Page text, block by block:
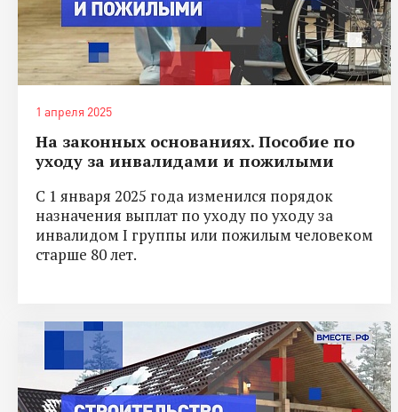
1 апреля 2025
На законных основаниях. Пособие по
уходу за инвалидами и пожилыми
С 1 января 2025 года изменился порядок
назначения выплат по уходу по уходу за
инвалидом I группы или пожилым человеком
старше 80 лет.